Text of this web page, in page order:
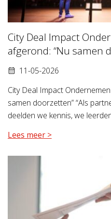
City Deal Impact
afgerond: “Nu samen
11-05-2026
City Deal Impact
samen doorzetten” “Als
deelden we kennis, we
Lees meer >